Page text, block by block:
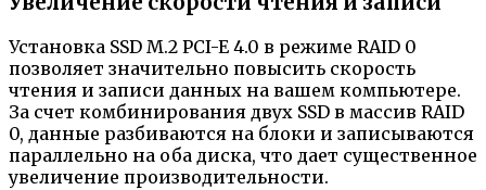
Установка SSD M.2 PCI-E 4.0 в режиме RAID 0
позволяет значительно повысить скорость
чтения и записи данных на вашем компьютере.
За счет комбинирования двух SSD в массив RAID
0, данные разбиваются на блоки и записываются
параллельно на оба диска, что дает существенное
увеличение производительности.